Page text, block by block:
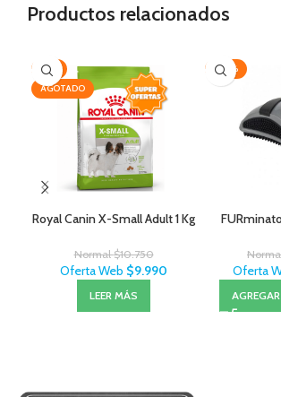
Productos relacionados
-7%
AGOTADO
Royal Canin X-Small Adult 1 Kg
Normal$10.750
Oferta Web $9.990
LEER MÁS
-30%
Oferta